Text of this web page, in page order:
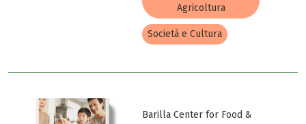
Agricoltura
Società e Cultura
Barilla Center for Food &